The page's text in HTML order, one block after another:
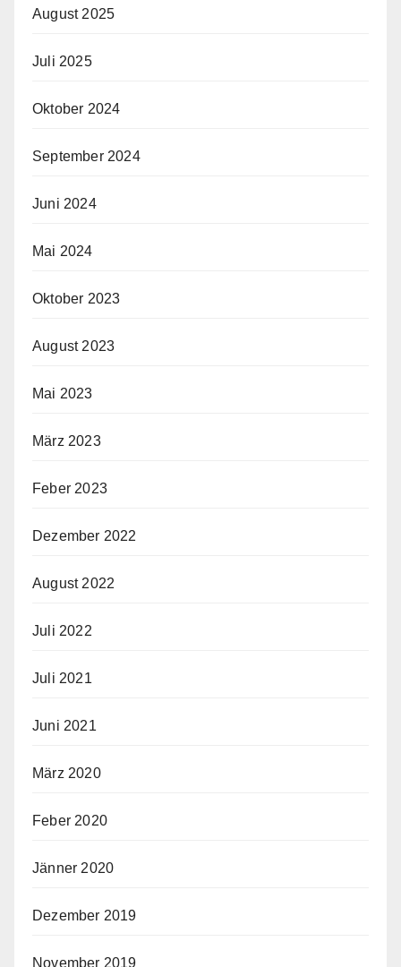
August 2025
Juli 2025
Oktober 2024
September 2024
Juni 2024
Mai 2024
Oktober 2023
August 2023
Mai 2023
März 2023
Feber 2023
Dezember 2022
August 2022
Juli 2022
Juli 2021
Juni 2021
März 2020
Feber 2020
Jänner 2020
Dezember 2019
November 2019